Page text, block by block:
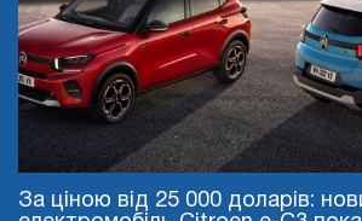
За ціною від 25 000 доларів: